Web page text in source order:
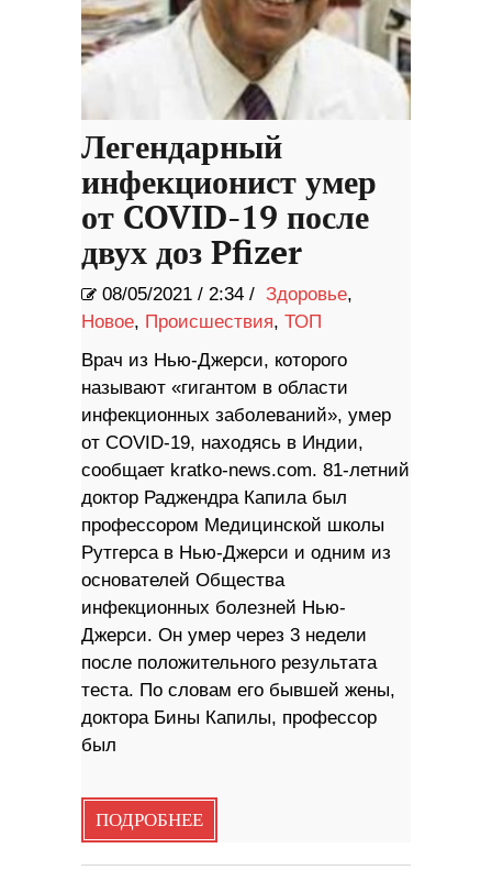
Легендарный
инфекционист умер
от COVID-19 после
двух доз Pfizer
08/05/2021 / 2:34 / Здоровье,
Новое, Происшествия, ТОП
Врач из Нью-Джерси, которого
называют «гигантом в области
инфекционных заболеваний», умер
от COVID-19, находясь в Индии,
сообщает kratko-news.com. 81-летний
доктор Раджендра Капила был
профессором Медицинской школы
Рутгерса в Нью-Джерси и одним из
основателей Общества
инфекционных болезней Нью-
Джерси. Он умер через 3 недели
после положительного результата
теста. По словам его бывшей жены,
доктора Бины Капилы, профессор
был
ПОДРОБНЕЕ